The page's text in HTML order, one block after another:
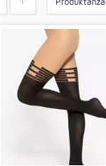
Produkte
aufsteigend